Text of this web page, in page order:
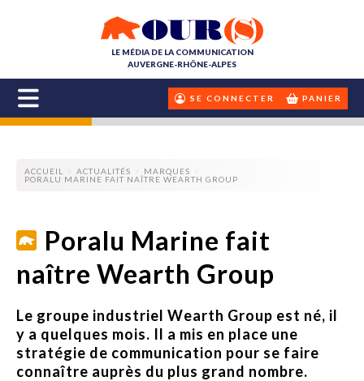
LE MÉDIA DE LA COMMUNICATION
AUVERGNE-RHÔNE-ALPES
SE CONNECTER PANIER
ACCUEIL ACTUALITÉS
MARQUES
PORALU MARINE FAIT NAÎTRE WEARTH GROUP
Poralu Marine fait
naître Wearth Group
Le groupe industriel Wearth Group est né, il
y a quelques mois. Il a mis en place une
stratégie de communication pour se faire
connaître auprès du plus grand nombre.